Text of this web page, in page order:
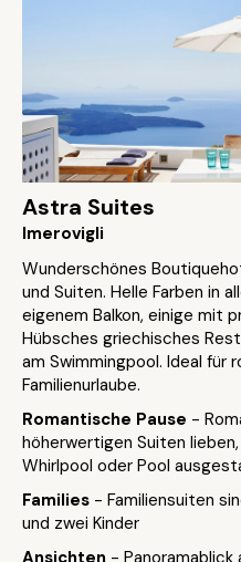
Astra Suites
Imerovigli
Wunderschönes
und Suiten. Helle Farben in
eigenem Balkon, einige mit
Hübsches griechisches
am Swimmingpool. Ideal für
Familienurlaube.
Romantische Pause -
höherwertigen Suiten
Whirlpool oder Pool
Families - Familiensuiten
und zwei Kinder
Ansichten - Panoramablick